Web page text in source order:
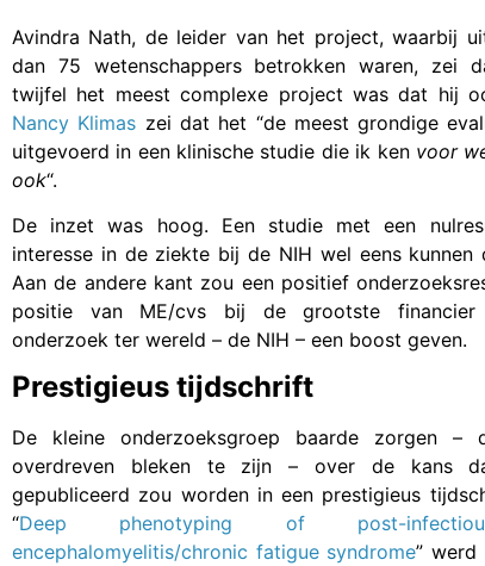
Avindra Nath, de leider van het project, waarbij
dan 75 wetenschappers betrokken waren, zei
twijfel het meest complexe project was dat hij
Nancy Klimas zei dat het “de meest grondige
uitgevoerd in een klinische studie die ik ken voor
ook“.
De inzet was hoog. Een studie met een
interesse in de ziekte bij de NIH wel eens kunnen
Aan de andere kant zou een positief
positie van ME/cvs bij de grootste financier
onderzoek ter wereld – de NIH – een boost geven.
Prestigieus tijdschrift
De kleine onderzoeksgroep baarde zorgen –
overdreven bleken te zijn – over de kans
gepubliceerd zou worden in een prestigieus
“Deep phenotyping of post-
encephalomyelitis/chronic fatigue syndrome” werd